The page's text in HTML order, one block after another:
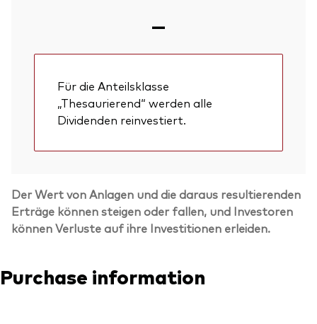
—
Für die Anteilsklasse
„Thesaurierend“ werden alle
Dividenden reinvestiert.
Der Wert von Anlagen und die daraus resultierenden
Erträge können steigen oder fallen, und Investoren
können Verluste auf ihre Investitionen erleiden.
Purchase information